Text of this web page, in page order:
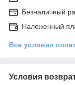
Безналичный
Наложенный
Все условия
Условия